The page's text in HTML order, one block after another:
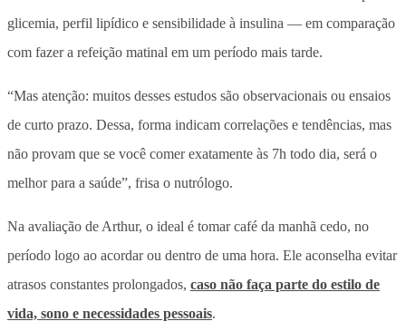
glicemia, perfil lipídico e sensibilidade à insulina — em comparação
com fazer a refeição matinal em um período mais tarde.
“Mas atenção: muitos desses estudos são observacionais ou ensaios
de curto prazo. Dessa, forma indicam correlações e tendências, mas
não provam que se você comer exatamente às 7h todo dia, será o
melhor para a saúde”, frisa o nutrólogo.
Na avaliação de Arthur, o ideal é tomar café da manhã cedo, no
período logo ao acordar ou dentro de uma hora. Ele aconselha evitar
atrasos constantes prolongados, caso não faça parte do estilo de
vida, sono e necessidades pessoais.